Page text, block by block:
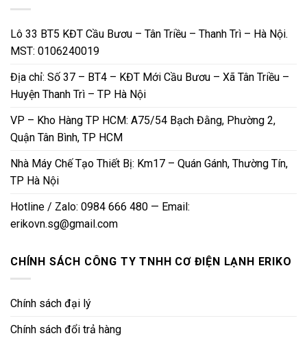
Lô 33 BT5 KĐT Cầu Bươu – Tân Triều – Thanh Trì – Hà Nội.
MST: 0106240019
Địa chỉ: Số 37 – BT4 – KĐT Mới Cầu Bươu – Xã Tân Triều –
Huyện Thanh Trì – TP Hà Nội
VP – Kho Hàng TP HCM: A75/54 Bạch Đằng, Phường 2,
Quận Tân Bình, TP HCM
Nhà Máy Chế Tạo Thiết Bị: Km17 – Quán Gánh, Thường Tín,
TP Hà Nội
Hotline / Zalo: 0984 666 480 — Email:
erikovn.sg@gmail.com
CHÍNH SÁCH CÔNG TY TNHH CƠ ĐIỆN LẠNH ERIKO
Chính sách đại lý
Chính sách đổi trả hàng